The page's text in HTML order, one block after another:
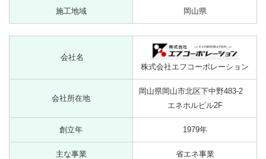
施工地域 岡山県
会社名
株式会社エフコーポレーション
会社所在地
岡山県岡山市北区下中野483-2
エネホルビル2F
創立年 1979年
主な事業 省エネ事業